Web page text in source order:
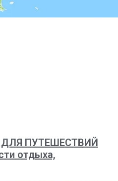
ПУТЕШЕСТВИЙ
отдыха,